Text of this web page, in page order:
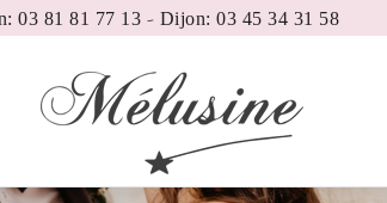
03 81 81 77 13 - Dijon: 03 45 34 31 58